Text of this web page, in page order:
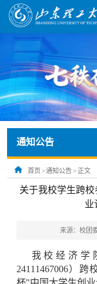
通知公告
首页>通知公告> 正文
关于我校学生跨校
业
来源：校团
我校经济学
24111467006）